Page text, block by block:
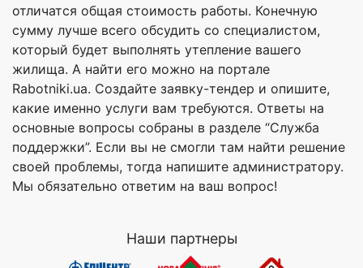
отличатся общая стоимость работы. Конечную
сумму лучше всего обсудить со специалистом,
который будет выполнять утепление вашего
жилища. А найти его можно на портале
Rabotniki.ua. Создайте заявку-тендер и опишите,
какие именно услуги вам требуются. Ответы на
основные вопросы собраны в разделе “Служба
поддержки”. Если вы не смогли там найти решение
своей проблемы, тогда напишите администратору.
Мы обязательно ответим на ваш вопрос!
Наши партнеры